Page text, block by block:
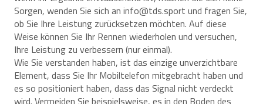
Sorgen, wenden Sie sich an info@tds.sport und fragen Sie,
ob Sie Ihre Leistung zurücksetzen möchten. Auf diese
Weise können Sie Ihr Rennen wiederholen und versuchen,
Ihre Leistung zu verbessern (nur einmal).
Wie Sie verstanden haben, ist das einzige unverzichtbare
Element, dass Sie Ihr Mobiltelefon mitgebracht haben und
es so positioniert haben, dass das Signal nicht verdeckt
wird. Vermeiden Sie beispielsweise, es in den Boden des